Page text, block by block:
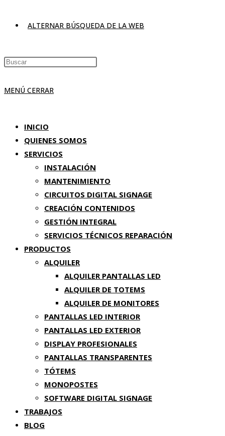
ALTERNAR BÚSQUEDA DE LA WEB
MENÚ CERRAR
INICIO
QUIENES SOMOS
SERVICIOS
INSTALACIÓN
MANTENIMIENTO
CIRCUITOS DIGITAL SIGNAGE
CREACIÓN CONTENIDOS
GESTIÓN INTEGRAL
SERVICIOS TÉCNICOS REPARACIÓN
PRODUCTOS
ALQUILER
ALQUILER PANTALLAS LED
ALQUILER DE TOTEMS
ALQUILER DE MONITORES
PANTALLAS LED INTERIOR
PANTALLAS LED EXTERIOR
DISPLAY PROFESIONALES
PANTALLAS TRANSPARENTES
TÓTEMS
MONOPOSTES
SOFTWARE DIGITAL SIGNAGE
TRABAJOS
BLOG